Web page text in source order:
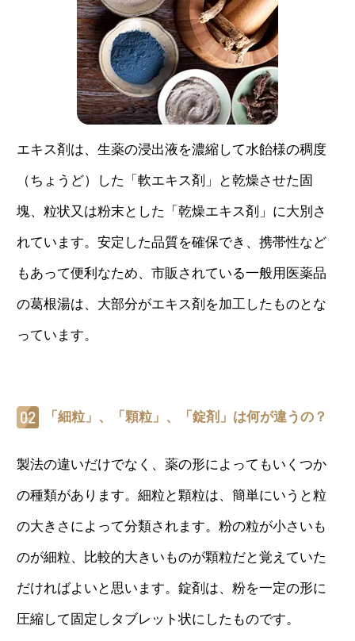
エキス剤は、生薬の浸出液を濃縮して水飴様の稠度
（ちょうど）した「軟エキス剤」と乾燥させた固
塊、粒状又は粉末とした「乾燥エキス剤」に大別さ
れています。安定した品質を確保でき、携帯性など
もあって便利なため、市販されている一般用医薬品
の葛根湯は、大部分がエキス剤を加工したものとな
っています。
「細粒」、「顆粒」、「錠剤」は何が違うの？
製法の違いだけでなく、薬の形によってもいくつか
の種類があります。細粒と顆粒は、簡単にいうと粒
の大きさによって分類されます。粉の粒が小さいも
のが細粒、比較的大きいものが顆粒だと覚えていた
だければよいと思います。錠剤は、粉を一定の形に
圧縮して固定しタブレット状にしたものです。